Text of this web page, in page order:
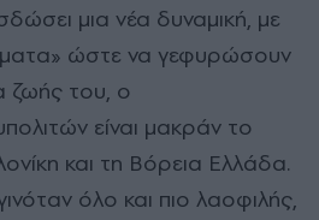
μια νέα δυναμική, με
ώστε να γεφυρώσουν
ζωής του, ο
είναι μακράν το
και τη Βόρεια Ελλάδα.
όλο και πιο λαοφιλής,